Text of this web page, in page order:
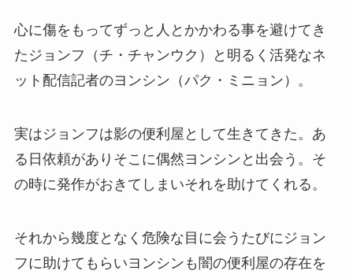
心に傷をもってずっと人とかかわる事を避けてき
たジョンフ（チ・チャンウク）と明るく活発なネ
ット配信記者のヨンシン（パク・ミニョン）。
実はジョンフは影の便利屋として生きてきた。あ
る日依頼がありそこに偶然ヨンシンと出会う。そ
の時に発作がおきてしまいそれを助けてくれる。
それから幾度となく危険な目に会うたびにジョン
フに助けてもらいヨンシンも闇の便利屋の存在を